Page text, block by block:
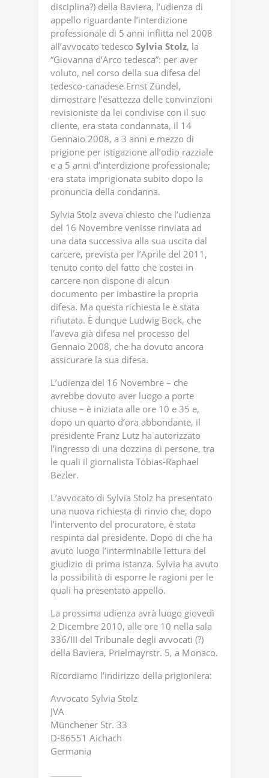
disciplina?) della Baviera, l’udienza di
appello riguardante l’interdizione
professionale di 5 anni inflitta nel 2008
all’avvocato tedesco Sylvia Stolz, la
“Giovanna d’Arco tedesca”: per aver
voluto, nel corso della sua difesa del
tedesco-canadese Ernst Zündel,
dimostrare l’esattezza delle convinzioni
revisioniste da lei condivise con il suo
cliente, era stata condannata, il 14
Gennaio 2008, a 3 anni e mezzo di
prigione per istigazione all’odio razziale
e a 5 anni d’interdizione professionale;
era stata imprigionata subito dopo la
pronuncia della condanna.
Sylvia Stolz aveva chiesto che l’udienza
del 16 Novembre venisse rinviata ad
una data successiva alla sua uscita dal
carcere, prevista per l’Aprile del 2011,
tenuto conto del fatto che costei in
carcere non dispone di alcun
documento per imbastire la propria
difesa. Ma questa richiesta le è stata
rifiutata. È dunque Ludwig Bock, che
l’aveva già difesa nel processo del
Gennaio 2008, che ha dovuto ancora
assicurare la sua difesa.
L’udienza del 16 Novembre – che
avrebbe dovuto aver luogo a porte
chiuse – è iniziata alle ore 10 e 35 e,
dopo un quarto d’ora abbondante, il
presidente Franz Lutz ha autorizzato
l’ingresso di una dozzina di persone, tra
le quali il giornalista Tobias-Raphael
Bezler.
L’avvocato di Sylvia Stolz ha presentato
una nuova richiesta di rinvio che, dopo
l’intervento del procuratore, è stata
respinta dal presidente. Dopo di che ha
avuto luogo l’interminabile lettura del
giudizio di prima istanza. Sylvia ha avuto
la possibilità di esporre le ragioni per le
quali ha presentato appello.
La prossima udienza avrà luogo giovedì
2 Dicembre 2010, alle ore 10 nella sala
336/III del Tribunale degli avvocati (?)
della Baviera, Prielmayrstr. 5, a Monaco.
Ricordiamo l’indirizzo della prigioniera:
Avvocato Sylvia Stolz
JVA
Münchener Str. 33
D-86551 Aichach
Germania